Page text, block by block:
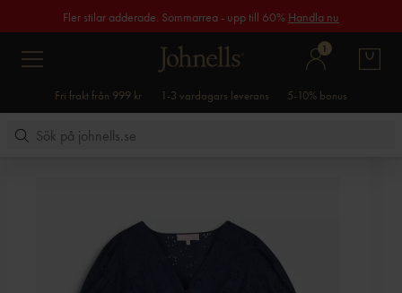
Fler stilar adderade. Sommarrea - upp till 60% Handla nu
1
Fri frakt från 999 kr 1-3 vardagars leverans 5-10% bonus